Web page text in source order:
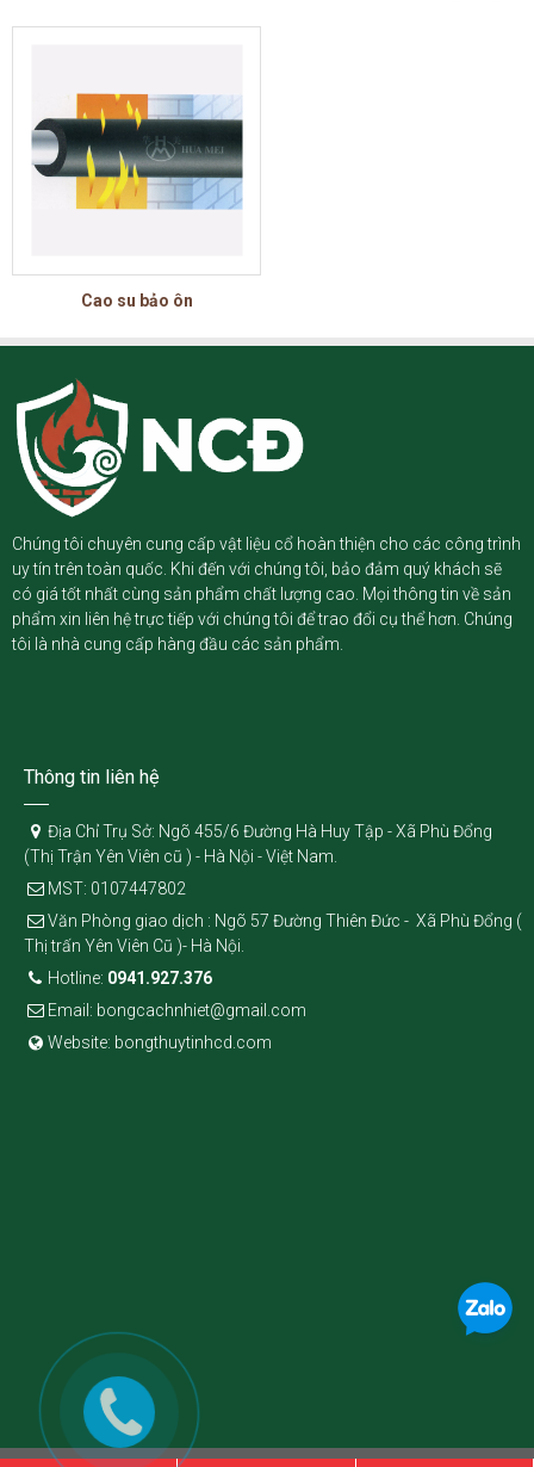
Cao su bảo ôn
Chúng tôi chuyên cung cấp vật liệu cổ hoàn thiện cho các công trình
uy tín trên toàn quốc. Khi đến với chúng tôi, bảo đảm quý khách sẽ
có giá tốt nhất cùng sản phẩm chất lượng cao. Mọi thông tin về sản
phẩm xin liên hệ trực tiếp với chúng tôi để trao đổi cụ thể hơn. Chúng
tôi là nhà cung cấp hàng đầu các sản phẩm.
Thông tin liên hệ
Địa Chỉ Trụ Sở: Ngõ 455/6 Đường Hà Huy Tập - Xã Phù Đổng
(Thị Trận Yên Viên cũ ) - Hà Nội - Việt Nam.
MST: 0107447802
Văn Phòng giao dịch : Ngõ 57 Đường Thiên Đức - Xã Phù Đổng (
Thị trấn Yên Viên Cũ )- Hà Nội.
Hotline: 0941.927.376
Email: bongcachnhiet@gmail.com
Website: bongthuytinhcd.com